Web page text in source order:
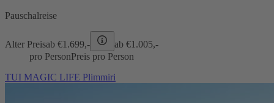
Pauschalreise
Alter Preisab €1.699,- ab €1.005,-
pro PersonPreis pro Person
TUI MAGIC LIFE Plimmiri